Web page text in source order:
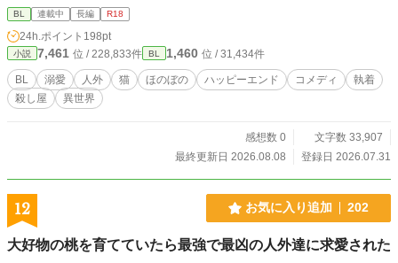
―ただし問題がひとつ。 うちの飼い主、どうやら裏社会最強の殺し屋らしい。
夜中に血まみれで帰ってくるし、銃あるし、絡んでくるのはだいたい変な奴らだ
し。 でもオレには甘い。びっくりするほど甘い。 オレが聖獣？ 弱点になる？ 知
らない知らない。 だってオレは猫だから。 世界一危険な男の膝の上で、ごろご
ろしながら生きていきます。 これは、 殺し屋に拾われた黒猫（元一般人）が、
無自覚に最強の男を飼い慣らしていく話。
BL 連載中 長編 R18
24h.ポイント 198pt
小説 7,461 位 / 228,833件 BL 1,460 位 / 31,434件
BL 溺愛 人外 猫 ほのぼの ハッピーエンド コメディ
執着
殺し屋
異世界
感想数 0
文字数 33,907
最終更新日 2026.08.08
登録日 2026.07.31
12 お気に入り追加 202
大好物の桃を育てていたら最強で最凶の人外達に求愛された